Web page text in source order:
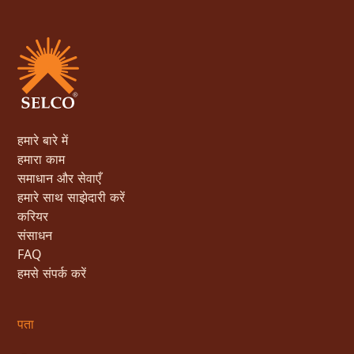
हमारे बारे में
हमारा काम
समाधान और सेवाएँ
हमारे साथ साझेदारी करें
करियर
संसाधन
FAQ
हमसे संपर्क करें
पता